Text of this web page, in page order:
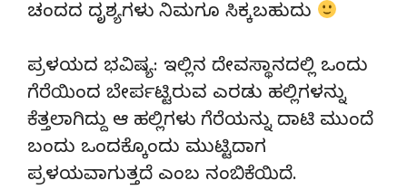
ಚಂದದ ದೃಶ್ಯಗಳು ನಿಮಗೂ ಸಿಕ್ಕಬಹುದು
ಪ್ರಳಯದ ಭವಿಷ್ಯ: ಇಲ್ಲಿನ ದೇವಸ್ಥಾನದಲ್ಲಿ ಒಂದು
ಗೆರೆಯಿಂದ ಬೇರ್ಪಟ್ಟಿರುವ ಎರಡು ಹಲ್ಲಿಗಳನ್ನು
ಕೆತ್ತಲಾಗಿದ್ದು ಆ ಹಲ್ಲಿಗಳು ಗೆರೆಯನ್ನು ದಾಟಿ ಮುಂದೆ
ಬಂದು ಒಂದಕ್ಕೊಂದು ಮುಟ್ಟಿದಾಗ
ಪ್ರಳಯವಾಗುತ್ತದೆ ಎಂಬ ನಂಬಿಕೆಯಿದೆ.